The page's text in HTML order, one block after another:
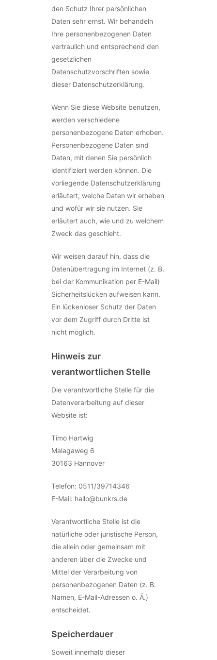
den Schutz Ihrer persönlichen
Daten sehr ernst. Wir behandeln
Ihre personenbezogenen Daten
vertraulich und entsprechend den
gesetzlichen
Datenschutzvorschriften sowie
dieser Datenschutzerklärung.
Wenn Sie diese Website benutzen,
werden verschiedene
personenbezogene Daten erhoben.
Personenbezogene Daten sind
Daten, mit denen Sie persönlich
identifiziert werden können. Die
vorliegende Datenschutzerklärung
erläutert, welche Daten wir erheben
und wofür wir sie nutzen. Sie
erläutert auch, wie und zu welchem
Zweck das geschieht.
Wir weisen darauf hin, dass die
Datenübertragung im Internet (z. B.
bei der Kommunikation per E-Mail)
Sicherheitslücken aufweisen kann.
Ein lückenloser Schutz der Daten
vor dem Zugriff durch Dritte ist
nicht möglich.
Hinweis zur
verantwortlichen Stelle
Die verantwortliche Stelle für die
Datenverarbeitung auf dieser
Website ist:
Timo Hartwig
Malagaweg 6
30163 Hannover
Telefon: 0511/39714346
E-Mail: hallo@bunkrs.de
Verantwortliche Stelle ist die
natürliche oder juristische Person,
die allein oder gemeinsam mit
anderen über die Zwecke und
Mittel der Verarbeitung von
personenbezogenen Daten (z. B.
Namen, E-Mail-Adressen o. Ä.)
entscheidet.
Speicherdauer
Soweit innerhalb dieser